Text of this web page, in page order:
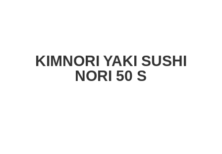
KIMNORI YAKI SUSHI
NORI 50 S